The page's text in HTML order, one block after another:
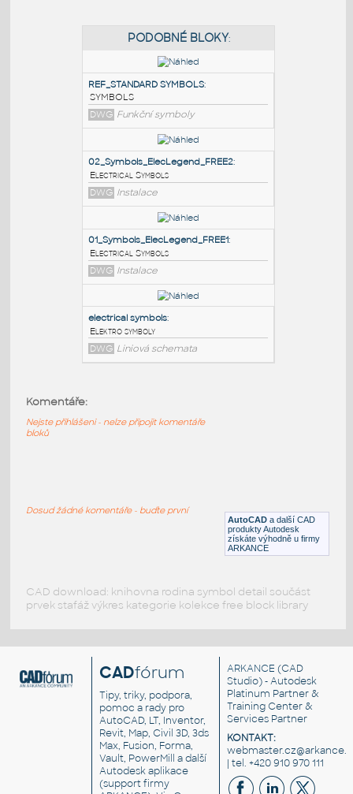
PODOBNÉ BLOKY:
REF_STANDARD SYMBOLS:
DWG Funkční symboly
02_Symbols_ElecLegend_FREE2
Electrical Symbols
DWG Instalace
DWG Instalace
Liniová schemataAutoCAD a další CAD
produkty Autodesk
získáte výhodně u firmy
ARKANCE
Komentáře:
Nejste přihlášeni - nelze připojit komentáře
bloků
Dosud žádné komentáře - buďte první
CAD download: knihovna rodina symbol detail součást
prvek stafáž výkres kategorie kolekce free block library
CADfórum
Tipy, triky, podpora,
pomoc a rady pro
AutoCAD, LT, Inventor,
Revit, Map, Civil 3D, 3ds
Max, Fusion, Forma,
Vault, PowerMill a další
Autodesk aplikace
(support firmy
ARKANCE (CAD
Studio) - Autodesk
Platinum Partner &
Training Center &
Services Partner
KONTAKT:
| tel. +420 910 970 111